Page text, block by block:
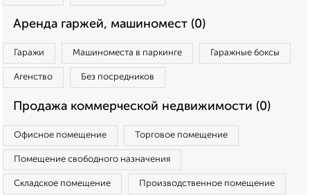
Аренда гаржей, машиномест (0)
Гаражи Машиноместа в паркинге Гаражные боксы
Агенство Без посредников
Продажа коммерческой недвижимости (0)
Офисное помещение Торговое помещение
Помещение свободного назначения
Складское помещение Производственное помещение